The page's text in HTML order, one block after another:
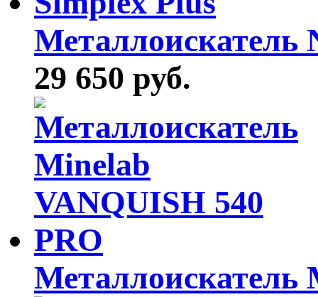
Металлоискатель
29 650 руб.
Металлоискатель